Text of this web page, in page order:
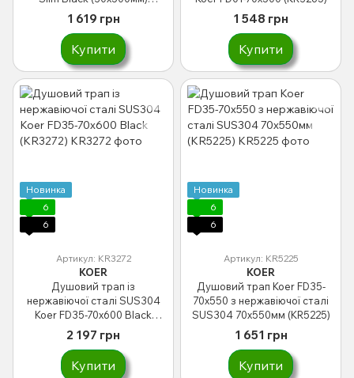
(Чорний) (MI6168)
1 619 грн
Купити
1 548 грн
Купити
Новинка
6
6
Артикул: KR3272
KOER
Душовий трап із
нержавіючої сталі SUS304
Koer FD35-70x600 Black
(KR3272)
2 197 грн
Купити
Новинка
6
6
Артикул: KR5225
KOER
Душовий трап Koer FD35-
70x550 з нержавіючої сталі
SUS304 70x550мм (KR5225)
1 651 грн
Купити